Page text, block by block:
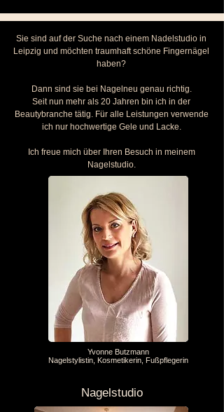
Sie sind auf der Suche nach einem Nadelstudio in
Leipzig und möchten traumhaft schöne Fingernägel
haben?
Dann sind sie bei Nagelneu genau richtig.
Seit nun mehr als 20 Jahren bin ich in der
Beautybranche tätig. Für alle Leistungen verwende
ich nur hochwertige Gele und Lacke.
Ich freue mich über Ihren Besuch in meinem
Nagelstudio.
Yvonne Butzmann
Nagelstylistin, Kosmetikerin, Fußpflegerin
Nagelstudio